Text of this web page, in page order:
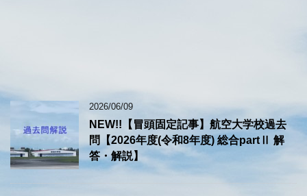
2026/06/09
NEW!!【冒頭固定記事】航空大学校過去
問【2026年度(令和8年度) 総合partⅡ 解
答・解説】